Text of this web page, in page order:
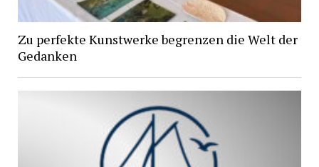
Zu perfekte Kunstwerke begrenzen die Welt der
Gedanken